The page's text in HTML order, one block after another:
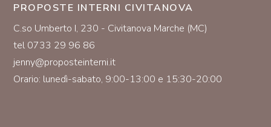
PROPOSTE INTERNI CIVITANOVA
C.so Umberto I, 230 - Civitanova Marche (MC)
tel 0733 29 96 86
jenny@proposteinterni.it
Orario: lunedì-sabato, 9:00-13:00 e 15:30-20:00